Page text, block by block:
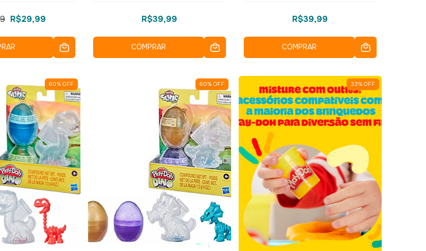
R$29,99
R$39,99
COMPRAR
R$39,99
COMPRAR
60% OFF 60% OFF 33% OFF